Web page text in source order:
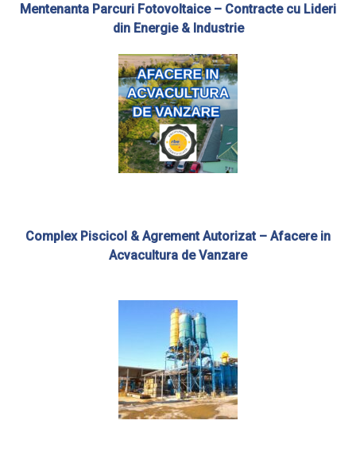
Mentenanta Parcuri Fotovoltaice – Contracte cu Lideri
din Energie & Industrie
Complex Piscicol & Agrement Autorizat – Afacere in
Acvacultura de Vanzare